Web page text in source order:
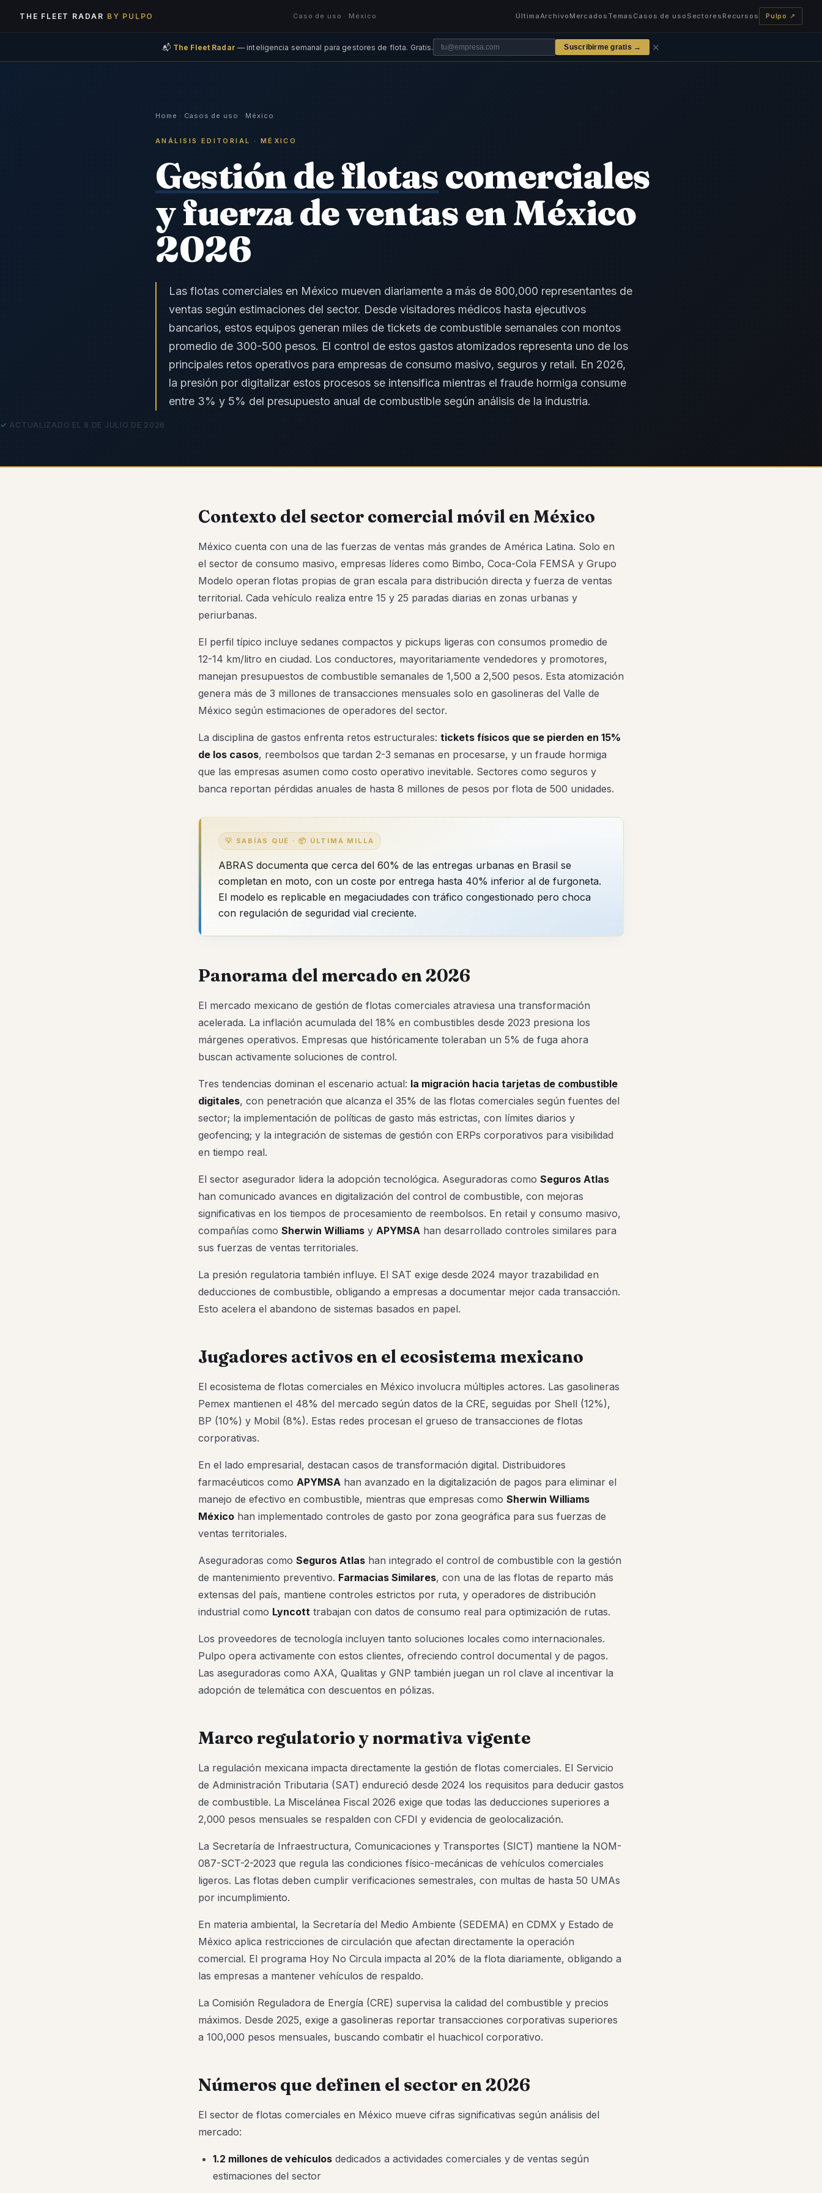
THE FLEET RADAR BY PULPO Caso de uso · México ÚltimaArchivo Mercados Temas Casos de usoSectores Recursos Pulpo ↗
📬 The Fleet Radar — inteligencia semanal para gestores de flota. Gratis. Suscribirme gratis → ✕
Home · Casos de uso · México
ANÁLISIS EDITORIAL · MÉXICO
Gestión de flotascomerciales
y fuerza de ventas en México
2026
Las flotas comerciales en México mueven diariamente a más de 800,000 representantes de
ventas según estimaciones del sector. Desde visitadores médicos hasta ejecutivos
bancarios, estos equipos generan miles de tickets de combustible semanales con montos
promedio de 300-500 pesos. El control de estos gastos atomizados representa uno de los
principales retos operativos para empresas de consumo masivo, seguros y retail. En 2026,
la presión por digitalizar estos procesos se intensifica mientras el fraude hormiga consume
entre 3% y 5% del presupuesto anual de combustible según análisis de la industria.
ACTUALIZADO EL 8 DE JULIO DE 2026
Contexto del sector comercial móvil en México
México cuenta con una de las fuerzas de ventas más grandes de América Latina. Solo en
el sector de consumo masivo, empresas líderes como Bimbo, Coca-Cola FEMSA y Grupo
Modelo operan flotas propias de gran escala para distribución directa y fuerza de ventas
territorial. Cada vehículo realiza entre 15 y 25 paradas diarias en zonas urbanas y
periurbanas.
El perfil típico incluye sedanes compactos y pickups ligeras con consumos promedio de
12-14 km/litro en ciudad. Los conductores, mayoritariamente vendedores y promotores,
manejan presupuestos de combustible semanales de 1,500 a 2,500 pesos. Esta atomización
genera más de 3 millones de transacciones mensuales solo en gasolineras del Valle de
México según estimaciones de operadores del sector.
La disciplina de gastos enfrenta retos estructurales: tickets físicos que se pierden en 15%
de los casos, reembolsos que tardan 2-3 semanas en procesarse, y un fraude hormiga
que las empresas asumen como costo operativo inevitable. Sectores como seguros y
banca reportan pérdidas anuales de hasta 8 millones de pesos por flota de 500 unidades.
💡 SABÍAS QUÉ · 📦 ÚLTIMA MILLA
ABRAS documenta que cerca del 60% de las entregas urbanas en Brasil se
completan en moto, con un coste por entrega hasta 40% inferior al de furgoneta.
El modelo es replicable en megaciudades con tráfico congestionado pero choca
con regulación de seguridad vial creciente.
Panorama del mercado en 2026
El mercado mexicano de gestión de flotas comerciales atraviesa una transformación
acelerada. La inflación acumulada del 18% en combustibles desde 2023 presiona los
márgenes operativos. Empresas que históricamente toleraban un 5% de fuga ahora
buscan activamente soluciones de control.
Tres tendencias dominan el escenario actual: la migración hacia tarjetas de combustible
digitales, con penetración que alcanza el 35% de las flotas comerciales según fuentes del
sector; la implementación de políticas de gasto más estrictas, con límites diarios y
geofencing; y la integración de sistemas de gestión con ERPs corporativos para visibilidad
en tiempo real.
El sector asegurador lidera la adopción tecnológica. Aseguradoras como Seguros Atlas
han comunicado avances en digitalización del control de combustible, con mejoras
significativas en los tiempos de procesamiento de reembolsos. En retail y consumo masivo,
compañías como Sherwin Williams y APYMSA han desarrollado controles similares para
sus fuerzas de ventas territoriales.
La presión regulatoria también influye. El SAT exige desde 2024 mayor trazabilidad en
deducciones de combustible, obligando a empresas a documentar mejor cada transacción.
Esto acelera el abandono de sistemas basados en papel.
Jugadores activos en el ecosistema mexicano
El ecosistema de flotas comerciales en México involucra múltiples actores. Las gasolineras
Pemex mantienen el 48% del mercado según datos de la CRE, seguidas por Shell (12%),
BP (10%) y Mobil (8%). Estas redes procesan el grueso de transacciones de flotas
corporativas.
En el lado empresarial, destacan casos de transformación digital. Distribuidores
farmacéuticos como APYMSA han avanzado en la digitalización de pagos para eliminar el
manejo de efectivo en combustible, mientras que empresas como Sherwin Williams
México han implementado controles de gasto por zona geográfica para sus fuerzas de
ventas territoriales.
Aseguradoras como Seguros Atlas han integrado el control de combustible con la gestión
de mantenimiento preventivo. Farmacias Similares, con una de las flotas de reparto más
extensas del país, mantiene controles estrictos por ruta, y operadores de distribución
industrial como Lyncott trabajan con datos de consumo real para optimización de rutas.
Los proveedores de tecnología incluyen tanto soluciones locales como internacionales.
Pulpo opera activamente con estos clientes, ofreciendo control documental y de pagos.
Las aseguradoras como AXA, Qualitas y GNP también juegan un rol clave al incentivar la
adopción de telemática con descuentos en pólizas.
Marco regulatorio y normativa vigente
La regulación mexicana impacta directamente la gestión de flotas comerciales. El Servicio
de Administración Tributaria (SAT) endureció desde 2024 los requisitos para deducir gastos
de combustible. La Miscelánea Fiscal 2026 exige que todas las deducciones superiores a
2,000 pesos mensuales se respalden con CFDI y evidencia de geolocalización.
La Secretaría de Infraestructura, Comunicaciones y Transportes (SICT) mantiene la NOM-
087-SCT-2-2023 que regula las condiciones físico-mecánicas de vehículos comerciales
ligeros. Las flotas deben cumplir verificaciones semestrales, con multas de hasta 50 UMAs
por incumplimiento.
En materia ambiental, la Secretaría del Medio Ambiente (SEDEMA) en CDMX y Estado de
México aplica restricciones de circulación que afectan directamente la operación
comercial. El programa Hoy No Circula impacta al 20% de la flota diariamente, obligando a
las empresas a mantener vehículos de respaldo.
La Comisión Reguladora de Energía (CRE) supervisa la calidad del combustible y precios
máximos. Desde 2025, exige a gasolineras reportar transacciones corporativas superiores
a 100,000 pesos mensuales, buscando combatir el huachicol corporativo.
Números que definen el sector en 2026
El sector de flotas comerciales en México mueve cifras significativas según análisis del
mercado:
1.2 millones de vehículos dedicados a actividades comerciales y de ventas según
estimaciones del sector